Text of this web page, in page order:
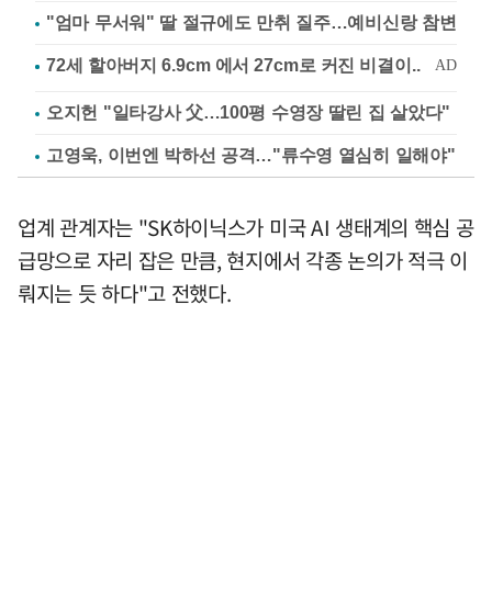
"엄마 무서워" 딸 절규에도 만취 질주…예비신랑 참변
오지헌 "일타강사 父…100평 수영장 딸린 집 살았다"
고영욱, 이번엔 박하선 공격…"류수영 열심히 일해야"
업계 관계자는 "SK하이닉스가 미국 AI 생태계의 핵심 공
급망으로 자리 잡은 만큼, 현지에서 각종 논의가 적극 이
뤄지는 듯 하다"고 전했다.